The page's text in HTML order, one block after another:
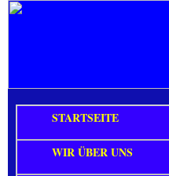
STARTSEITE
WIR ÜBER UNS